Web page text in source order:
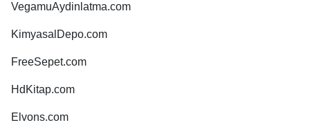
VegamuAydinlatma.com
KimyasalDepo.com
FreeSepet.com
HdKitap.com
Elvons.com